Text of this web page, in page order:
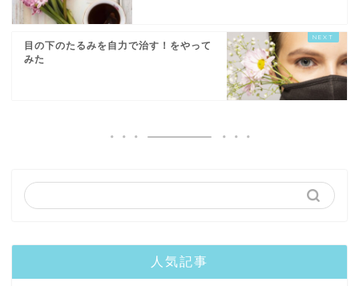
目の下のたるみを自力で治す！をやって
みた
人気記事